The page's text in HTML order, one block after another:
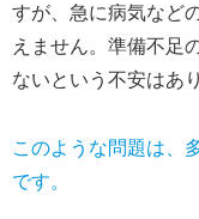
すが、急に病気など
えません。準備不足
ないという不安はあ
このような問題は、
です。